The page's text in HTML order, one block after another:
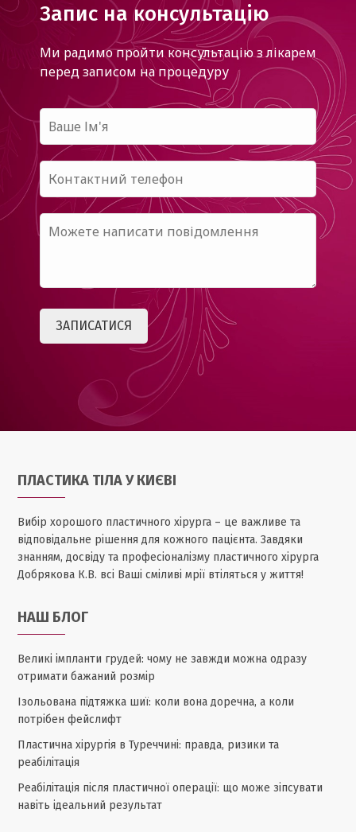
Запис на консультацію
Ми радимо пройти консультацію з лікарем
перед записом на процедуру
ПЛАСТИКА ТІЛА У КИЄВІ
Вибір хорошого пластичного хірурга – це важливе та
відповідальне рішення для кожного пацієнта. Завдяки
знанням, досвіду та професіоналізму пластичного хірурга
Добрякова К.В. всі Ваші сміливі мрії втіляться у життя!
НАШ БЛОГ
Великі імпланти грудей: чому не завжди можна одразу
отримати бажаний розмір
Ізольована підтяжка шиї: коли вона доречна, а коли
потрібен фейслифт
Пластична хірургія в Туреччині: правда, ризики та
реабілітація
Реабілітація після пластичної операції: що може зіпсувати
навіть ідеальний результат